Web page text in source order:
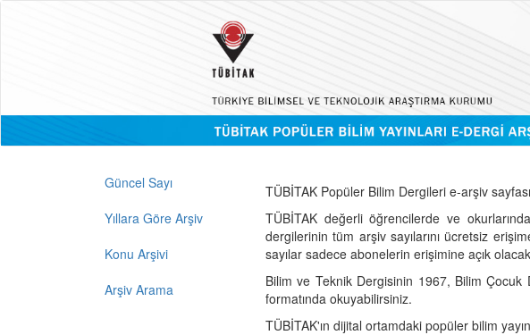
Güncel Sayı
Yıllara Göre Arşiv
Konu Arşivi
Arşiv Arama
TÜBİTAK Popüler Bilim Dergileri e-arşiv
TÜBİTAK değerli öğrencilerde ve
dergilerinin tüm arşiv sayılarını ücretsiz
sayılar sadece abonelerin erişimine açık
Bilim ve Teknik Dergisinin 1967, Bilim Çocuk
formatında okuyabilirsiniz.
TÜBİTAK'ın dijital ortamdaki popüler bilim